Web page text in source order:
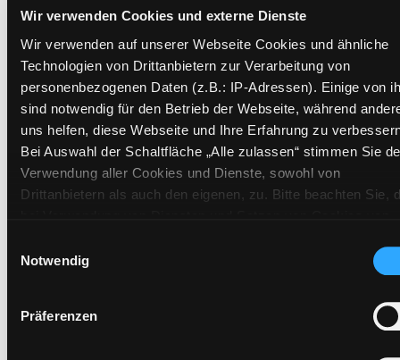
Wir verwenden Cookies und externe Dienste
Wir verwenden auf unserer Webseite Cookies und ähnliche
Technologien von Drittanbietern zur Verarbeitung von
personenbezogenen Daten (z.B.: IP-Adressen). Einige von
sind notwendig für den Betrieb der Webseite, während
uns helfen, diese Webseite und Ihre Erfahrung zu
Bei Auswahl der Schaltfläche „Alle zulassen“ stimmen Sie
Verwendung aller Cookies und Dienste, sowohl von
Drittanbietern als auch den eigenen, zu. Bitte beachten Sie,
(Länder außerhalb des EWR ohne adäquates
Datenschutzniveau) stattfinden kann. In diesem
ausgeschlossen werden. Eine Verarbeitung durch solche
Notwendig
Präferenzen
Exemplare
Zweigstelle:
Gösting
Signatur:DR.D HOL
Standort 2:Ausleihe
Status:Verfügbar
Vorbestellungen: 0
Mediengruppe:
Belletristik
Standort 3: